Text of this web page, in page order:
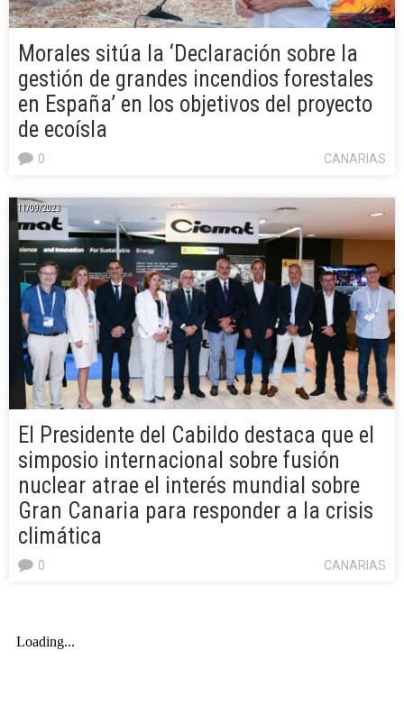
Morales sitúa la ‘Declaración sobre la
gestión de grandes incendios forestales
en España’ en los objetivos del proyecto
de ecoísla
CANARIAS
0
11/09/2023
El Presidente del Cabildo destaca que el
simposio internacional sobre fusión
nuclear atrae el interés mundial sobre
Gran Canaria para responder a la crisis
climática
CANARIAS
0